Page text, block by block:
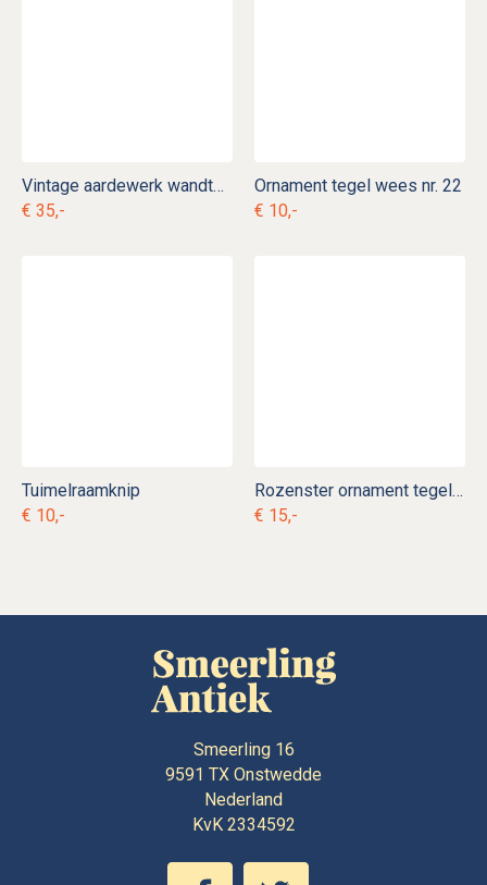
Vintage aardewerk wandtegel zeepbak
€ 35,-
Ornament tegel wees nr. 22
€ 10,-
Tuimelraamknip
€ 10,-
Rozenster ornament tegel nr. 21
€ 15,-
Smeerling 16
9591 TX Onstwedde
Nederland
KvK 2334592